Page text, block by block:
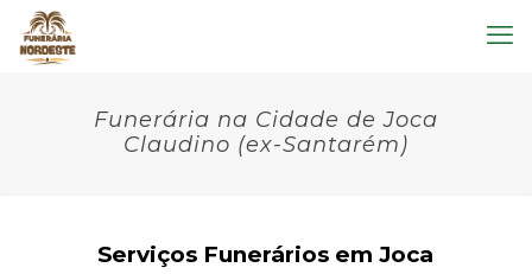
Funerária na Cidade de Joca
Claudino (ex-Santarém)
Serviços Funerários em Joca